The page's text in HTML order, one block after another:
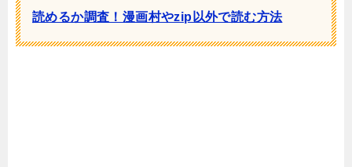
読めるか調査！漫画村やzip以外で読む方法